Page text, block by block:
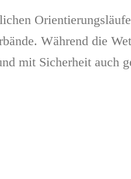
Während die
mit Sicherheit auch